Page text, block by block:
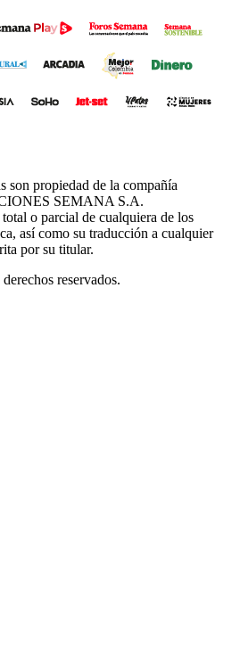
son propiedad de la compañía
SEMANA S.A.
o parcial de cualquiera de los
así como su traducción a cualquier
por su titular.
reservados.